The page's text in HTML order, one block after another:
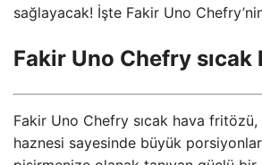
sağlayacak! İşte Fakir Uno
Fakir Uno Chefry
Fakir Uno Chefry sıcak hava
haznesi sayesinde büyük